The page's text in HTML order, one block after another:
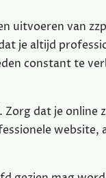
uitvoeren van
je altijd
constant te
dat je